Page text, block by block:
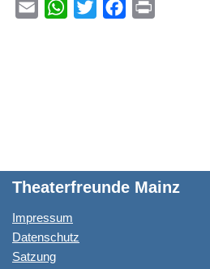
W
Theaterfreunde Mainz
Impressum
Datenschutz
Satzung